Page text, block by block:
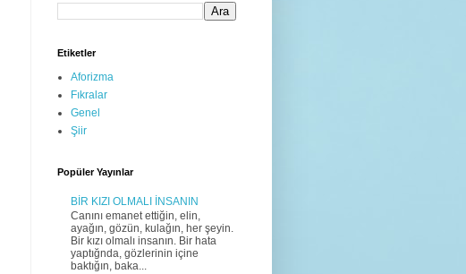
Etiketler
Aforizma
Fıkralar
Genel
Şiir
Popüler Yayınlar
BİR KIZI OLMALI İNSANIN
Canını emanet ettiğin, elin,
ayağın, gözün, kulağın, her şeyin.
Bir kızı olmalı insanın. Bir hata
yaptığnda, gözlerinin içine
baktığın, baka...